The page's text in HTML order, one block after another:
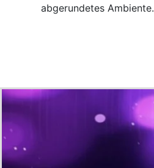
abgerundetes Ambiente.